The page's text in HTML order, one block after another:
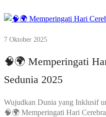
7 Oktober 2025
🧠🌍 Memperingati
Sedunia 2025
Wujudkan Dunia yang Inklusif
🧠🌍 Memperingati Hari